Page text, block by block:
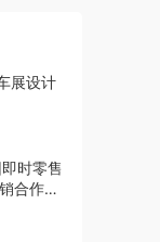
展设计
时零售
合作方